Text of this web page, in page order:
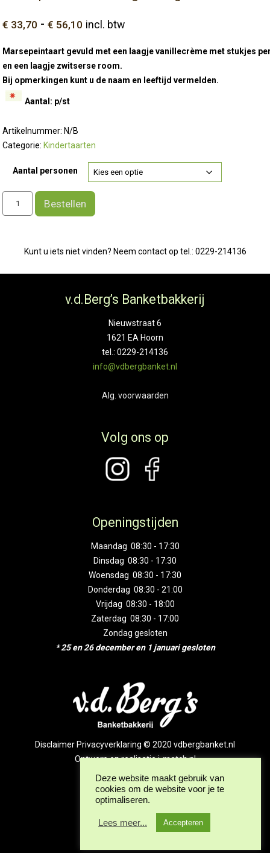
€ 33,70 - € 56,10 Prijsklasse:
tot
€ 56,10
incl. btw
Marsepeintaart gevuld met een laagje vanillecrème met stukjes
en een laagje zwitserse room.
Bij opmerkingen kunt u de naam en leeftijd vermelden.
Aantal: p/st
Artikelnummer: N/B
Categorie: Kindertaarten
Aantal personen
Marsepeintaart
met
vlinders.
Bestellen
Kunt u iets niet vinden? Neem contact op tel.: 0229-214136
v.d.Berg’s Banketbakkerij
Nieuwstraat 6
1621 EA Hoorn
tel.: 0229-214136
info@vdbergbanket.nl
Alg. voorwaarden
Volg ons op
Openingstijden
Maandag 08:30 - 17:30
Dinsdag 08:30 - 17:30
Woensdag 08:30 - 17:30
Donderdag 08:30 - 21:00
Vrijdag 08:30 - 18:00
Zaterdag 08:30 - 17:00
Zondag gesloten
* 25 en 26 december en 1 januari gesloten
Disclaimer Privacyverklaring © 2020 vdbergbanket.nl
Ontwerp en realisatiei-match.nl
Deze website maakt gebruik van
cookies om de website voor je te
optimaliseren.
Lees meer... Accepteren